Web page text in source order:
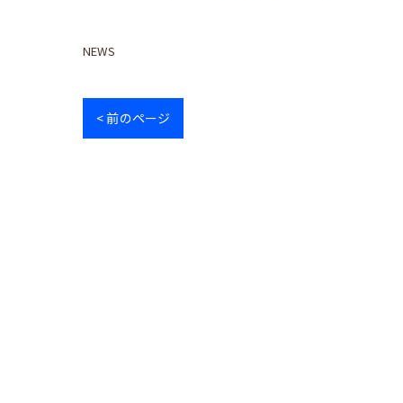
NEWS
< 前のページ